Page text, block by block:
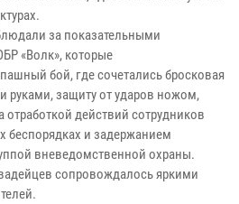
за показательными
«Волк», которые
бой, где сочетались бросковая
руками, защиту от ударов ножом,
отработкой действий сотрудников
беспорядках и задержанием
вневедомственной охраны.
сопровождалось яркими